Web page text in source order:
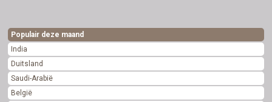
Populair deze maand
India
Duitsland
Saudi-Arabië
België